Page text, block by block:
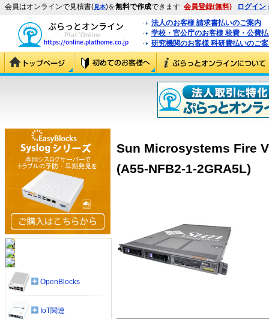
会員はオンラインで見積書(見本)を無料で作成できます 会員登録(無料) ログイン
法人のお客様 請求書払いのご案内
学校・官公庁のお客様 校費・公費
研究機関のお客様 科研費払いのご
Sun Microsystems Fire
(A55-NFB2-1-2GRA5L)
OpenBlocks
IoT関連